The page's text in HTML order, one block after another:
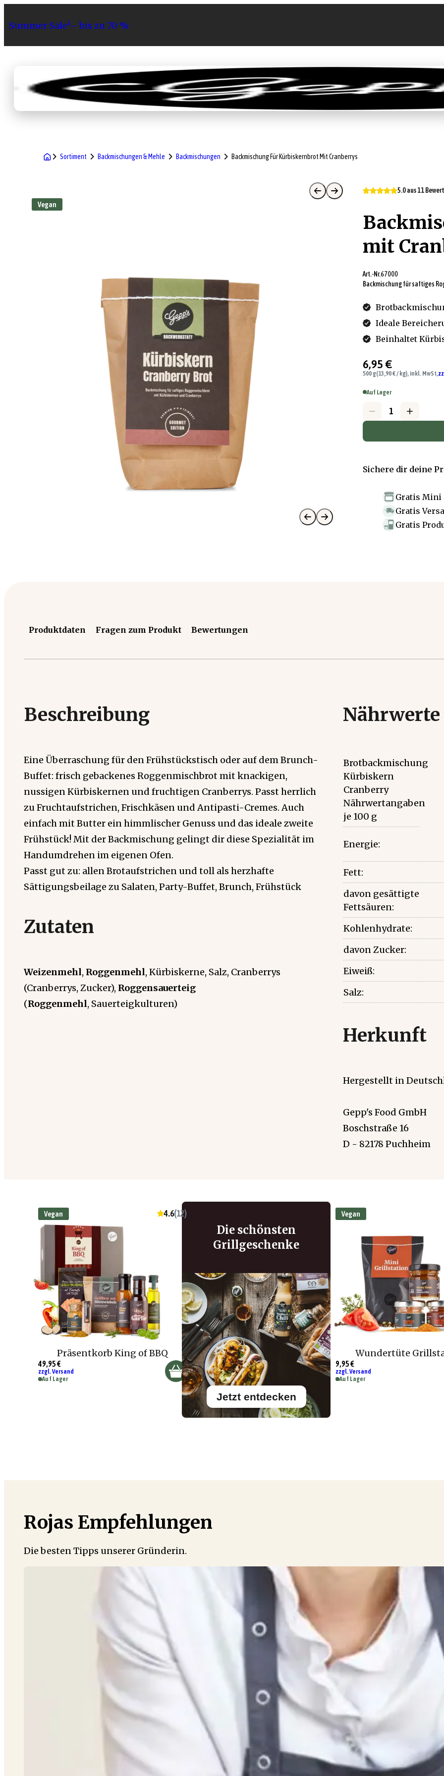
Summer Sale¹– bis zu 70 %
Sortiment Geschenke GrillenFeinkost-Abo Firmenkunden Sale
Sortiment Backmischungen & Mehle Backmischungen Backmischung Für Kürbiskernbrot Mit Cranberrys
Vegan
5.0 aus 11
mit
Art.-Nr.67000
Backmischung für saftiges
Ideale
Beinhaltet
6,95 €
500 g(13,90 € / kg), inkl. MwSt,
Auf Lager
Sichere dir deine
Gratis Mini
Gratis
Gratis
Produktdaten Fragen zum Produkt Bewertungen
Beschreibung
Eine Überraschung für den Frühstückstisch oder auf dem Brunch-
Buffet: frisch gebackenes Roggenmischbrot mit knackigen,
nussigen Kürbiskernen und fruchtigen Cranberrys. Passt herrlich
zu Fruchtaufstrichen, Frischkäsen und Antipasti-Cremes. Auch
einfach mit Butter ein himmlischer Genuss und das ideale zweite
Frühstück! Mit der Backmischung gelingt dir diese Spezialität im
Handumdrehen im eigenen Ofen.
Passt gut zu: allen Brotaufstrichen und toll als herzhafte
Sättigungsbeilage zu Salaten, Party-Buffet, Brunch, Frühstück
Zutaten
Weizenmehl, Roggenmehl, Kürbiskerne, Salz, Cranberrys
(Cranberrys, Zucker), Roggensauerteig
(Roggenmehl, Sauerteigkulturen)
Nährwerte
Brotbackmischung
Kürbiskern
Cranberry
Nährwertangaben
je 100 g
Energie:
Fett:
davon gesättigte
Fettsäuren:
Kohlenhydrate:
davon Zucker:
Eiweiß:
Salz:
Herkunft
Hergestellt in
Gepp's Food GmbH
Boschstraße 16
D - 82178 Puchheim
Vegan 4.6(12)
Präsentkorb King of BBQ
49,95 €
zzgl. Versand
Auf Lager
Die schönsten
Grillgeschenke
Jetzt entdecken
Vegan
Wundertüte
9,95 €
zzgl. Versand
Auf Lager
Rojas Empfehlungen
Die besten Tipps unserer Gründerin.